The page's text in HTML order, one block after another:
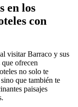
en los
con
visitar Barraco y sus
que ofrecen
no solo te
que también te
paisajes